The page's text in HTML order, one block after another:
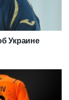
Украине